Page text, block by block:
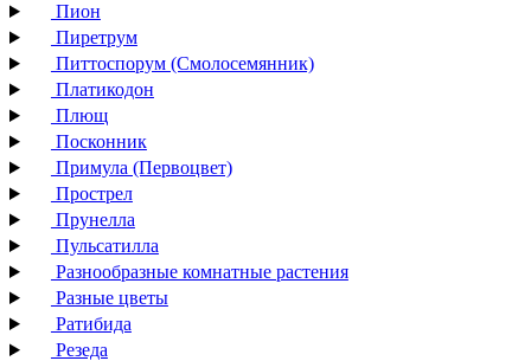
Пион
Пиретрум
Питтоспорум (Смолосемянник)
Платикодон
Плющ
Посконник
Примула (Первоцвет)
Прострел
Прунелла
Пульсатилла
Разнообразные комнатные растения
Разные цветы
Ратибида
Резеда